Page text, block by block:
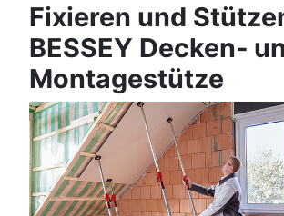
Fixieren und
BESSEY Decken‑
Montagestütze